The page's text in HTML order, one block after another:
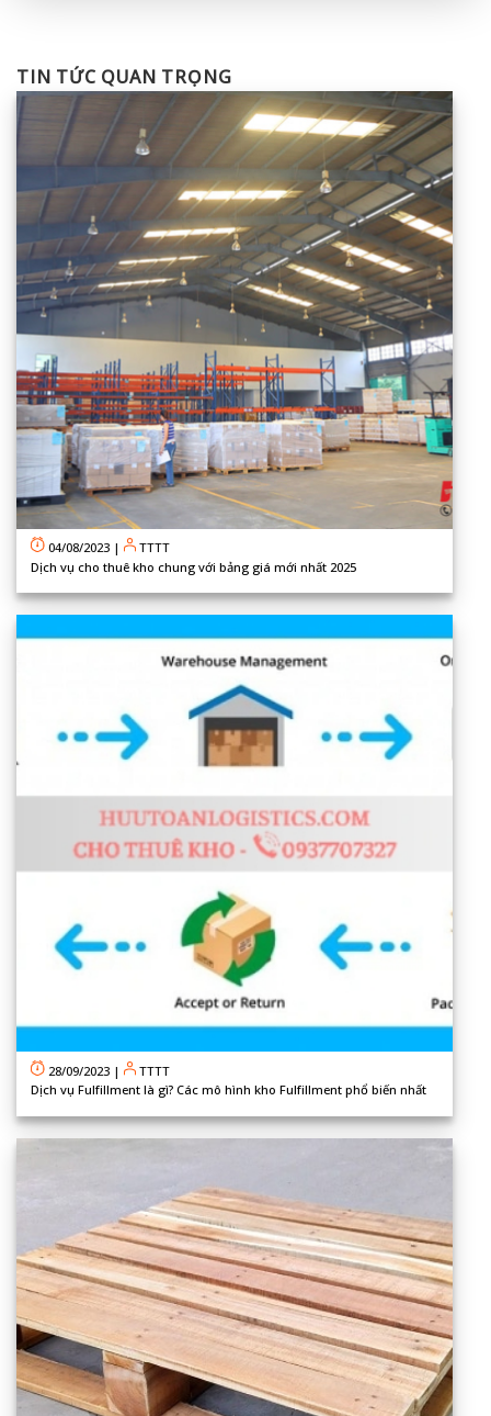
TIN TỨC QUAN TRỌNG
04/08/2023 |
TTTT
Dịch vụ cho thuê kho chung với bảng giá mới nhất 2025
28/09/2023 |
TTTT
Dịch vụ Fulfillment là gì? Các mô hình kho Fulfillment phổ biến nhất